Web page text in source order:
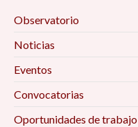
Observatorio
Noticias
Eventos
Convocatorias
Oportunidades de trabajo